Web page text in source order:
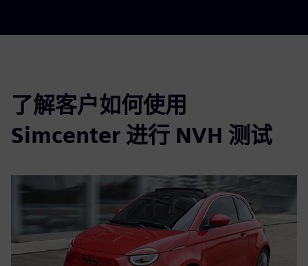
了解客户如何使用
Simcenter 进行 NVH 测试